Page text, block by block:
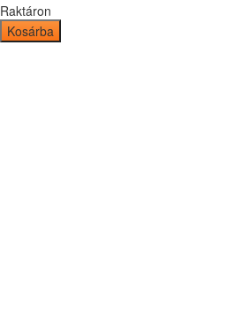
Raktáron
Kosárba